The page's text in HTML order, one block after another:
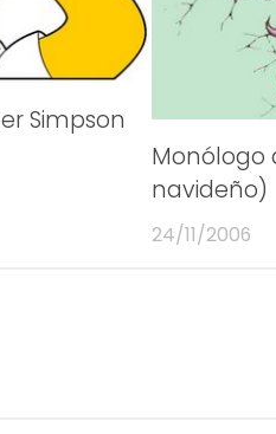
Simpson
Monólogo
navideño)
24/11/2006